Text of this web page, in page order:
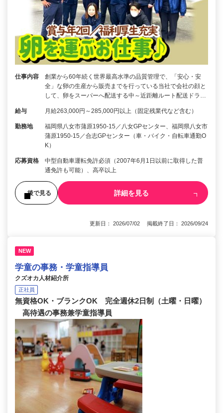
仕事内容
創業から60年続く世界最高水準の品質管理で、「安心・安
全」な卵の生産から販売までを行っている当社で会社の顔と
して、卵をスーパーへ配送する中～近距離ルート配送ドラ…
給与 月給263,000円～285,000円以上（固定残業代など含む）
勤務地
福岡県八女市蒲原1950-15／八女GPセンター、福岡県八女市
蒲原1950-15／合志GPセンター（車・バイク・自転車通勤O
K）
応募資格
中型自動車運転免許必須（2007年6月1日以前に取得した普
通免許も可能）、高卒以上
後で見る 詳細を見る
更新日： 2026/07/02 掲載終了日： 2026/09/24
NEW
学童の事務・学童指導員
クズオカ人材紹介所
正社員
無資格OK・ブランクOK 完全週休2日制（土曜・日曜）
高待遇の事務兼学童指導員